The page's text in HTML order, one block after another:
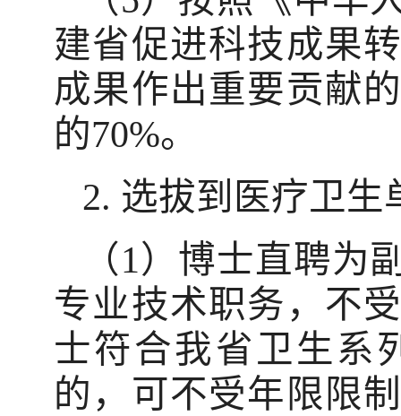
建省促进科技成果
成果作出重要贡献
的70%。
2. 选拔到医疗卫
（1）博士直聘为
专业技术职务，不
士符合我省卫生系
的，可不受年限限